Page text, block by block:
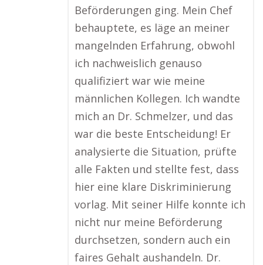
Beförderungen ging. Mein Chef
behauptete, es läge an meiner
mangelnden Erfahrung, obwohl
ich nachweislich genauso
qualifiziert war wie meine
männlichen Kollegen. Ich wandte
mich an Dr. Schmelzer, und das
war die beste Entscheidung! Er
analysierte die Situation, prüfte
alle Fakten und stellte fest, dass
hier eine klare Diskriminierung
vorlag. Mit seiner Hilfe konnte ich
nicht nur meine Beförderung
durchsetzen, sondern auch ein
faires Gehalt aushandeln. Dr.